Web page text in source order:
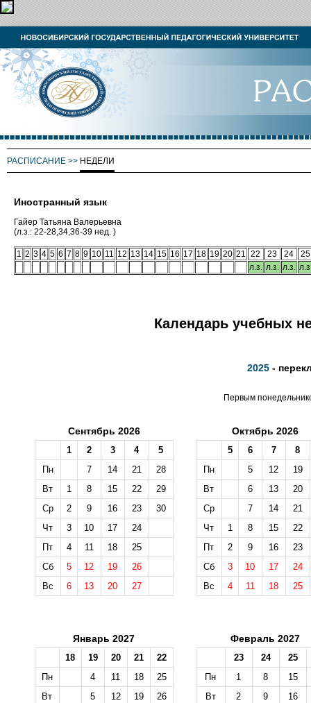
РАСПИСАНИЕ >> НЕДЕЛИ
Иностранный язык
Гайер Татьяна Валерьевна
(л.з.: 22-28,34,36-39 нед. )
1 2 3 4 5 6 7 8 9 10 11 12 13 14 15 16 17 18 19 20 21 22 23 24
25
л.з. л.з. л.з.
Календарь учебных
2025 -
Первым
Сентябрь 2026
1 2 3 4
5
Пн
7 14 21
28
Вт
1 8 15 22
29
Ср
2 9 16 23
30
Чт
3 10 17
24
Пт
4 11 18
25
Сб
5 12 19
26
Вс
6 13 20 27
Октябрь 2026
5 6 7
8
Пн
5 12
19
Вт
6 13
20
Ср
7 14
21
Чт
1 8 15
22
Пт
2 9 16
23
Сб
3 10 17
24
Вс
4 11 18 25
Январь 2027
18 19 20 21
22
Пн
4 11 18
25
Вт
5 12 19
26
Февраль 2027
23 24
25
Пн
1 8
15
Вт
2 9
16